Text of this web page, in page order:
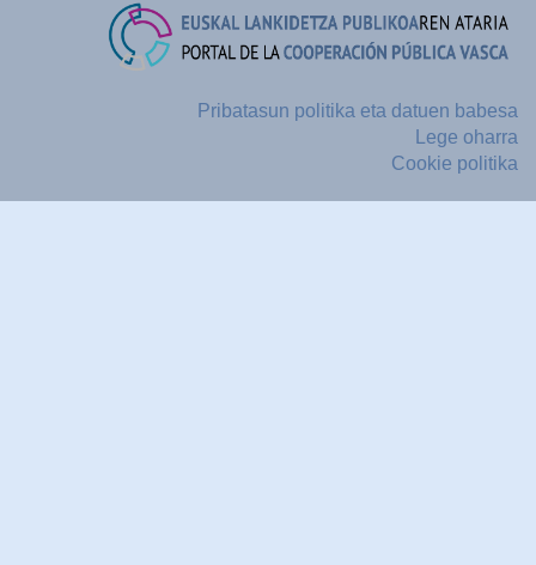
Pribatasun politika eta datuen babesa
Lege oharra
Cookie politika